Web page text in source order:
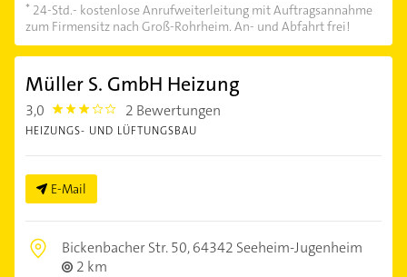
24-Std.- kostenlose Anrufweiterleitung mit Auftragsannahme
zum Firmensitz nach Groß-Rohrheim. An- und Abfahrt frei!
Müller S. GmbH Heizung
3,0 3.0 2 Bewertungen
HEIZUNGS- UND LÜFTUNGSBAU
E-Mail
Bickenbacher Str. 50,64342 Seeheim-Jugenheim
2 km